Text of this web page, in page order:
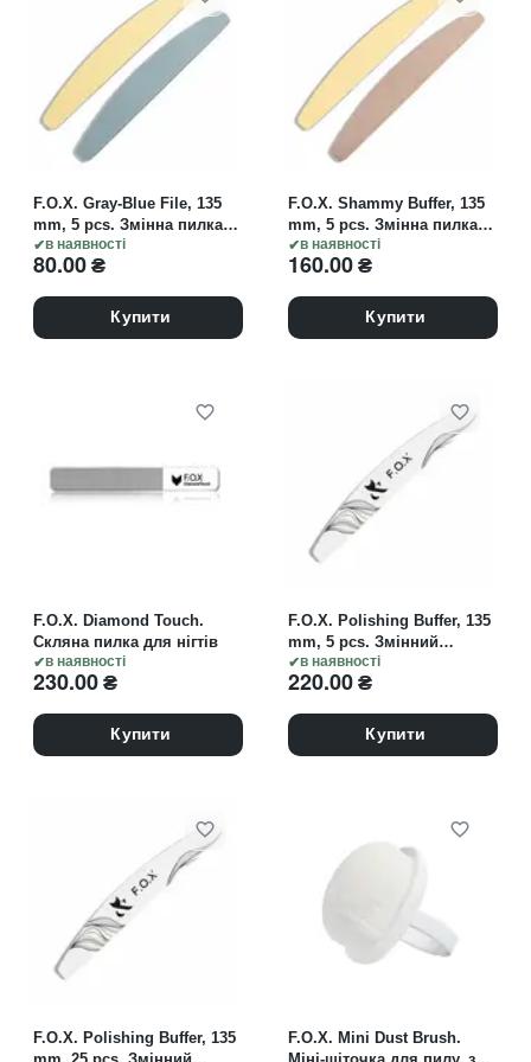
в наявності
F.O.X. Gray-Blue File, 135
mm, 5 pcs. Змінна пилка
пів-місяць, з м'яким
прошарком
80.00₴
Купити
в наявності
F.O.X. Shammy Buffer, 135
mm, 5 pcs. Змінна пилка
пів-місяць, замша, з
м'яким прошарком
160.00₴
Купити
в наявності
F.O.X. Diamond Touch.
Скляна пилка для нігтів
230.00₴
Купити
в наявності
F.O.X. Polishing Buffer, 135
mm, 5 pcs. Змінний
полірувальний баф
напівмісяць, з м'яким
220.00₴
Купити
F.O.X. Polishing Buffer, 135
F.O.X. Mini Dust Brush.